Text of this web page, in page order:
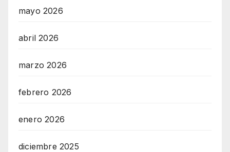
mayo 2026
abril 2026
marzo 2026
febrero 2026
enero 2026
diciembre 2025